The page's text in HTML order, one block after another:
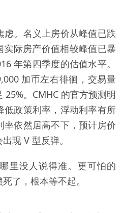
。名义上房价从峰值已跌
际房产价值相较峰值已暴
年第四季度的估值水平。
加币左右徘徊，交易量
。 CMHC 的官方预测明
低政策利率，浮动利率有所
依然居高不下，预计房价
现 V 型反弹。
里没人说得准。更可怕的
了，根本等不起。